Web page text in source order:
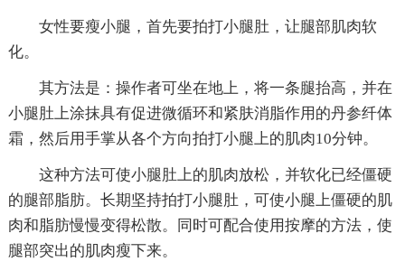
女性要瘦小腿，首先要拍打小腿肚，让腿部肌肉软
化。
其方法是：操作者可坐在地上，将一条腿抬高，并在
小腿肚上涂抹具有促进微循环和紧肤消脂作用的丹参纤体
霜，然后用手掌从各个方向拍打小腿上的肌肉10分钟。
这种方法可使小腿肚上的肌肉放松，并软化已经僵硬
的腿部脂肪。长期坚持拍打小腿肚，可使小腿上僵硬的肌
肉和脂肪慢慢变得松散。同时可配合使用按摩的方法，使
腿部突出的肌肉瘦下来。